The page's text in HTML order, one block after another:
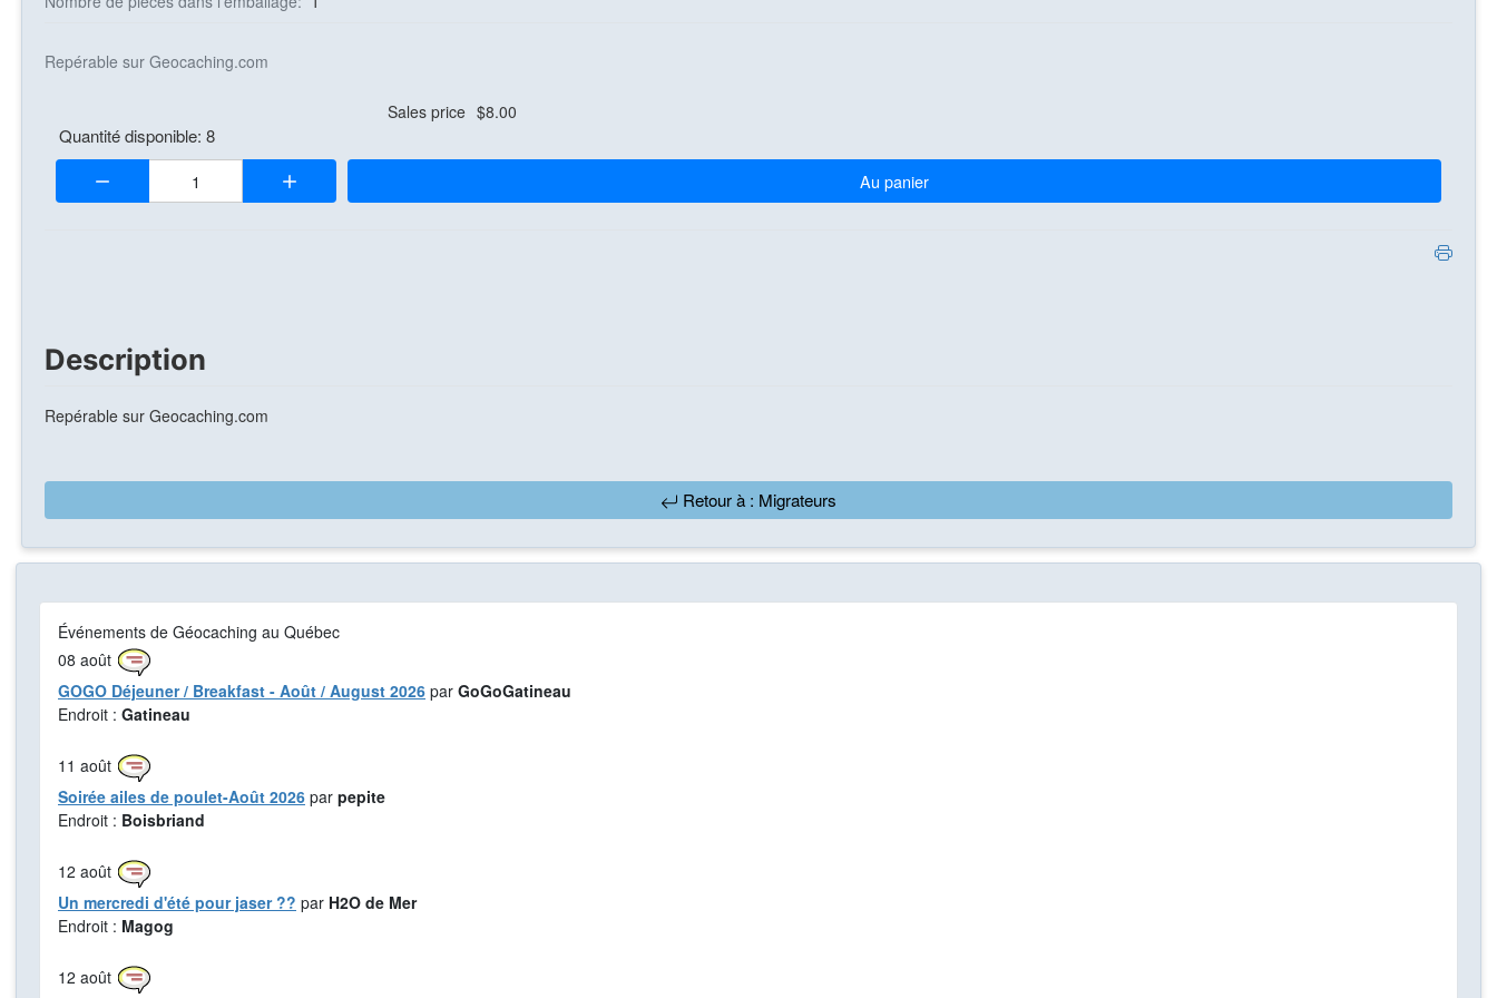
Repérable sur Geocaching.com
Sales price $8.00
Quantité disponible: 8
Quantité: Au panier
Description
Repérable sur Geocaching.com
Retour à : Migrateurs
Événements de Géocaching au Québec
08 août
GOGO Déjeuner / Breakfast - Août / August 2026 par GoGoGatineau
Endroit : Gatineau
11 août
Soirée ailes de poulet-Août 2026 par pepite
Endroit : Boisbriand
12 août
Un mercredi d'été pour jaser ?? par H2O de Mer
Endroit : Magog
12 août